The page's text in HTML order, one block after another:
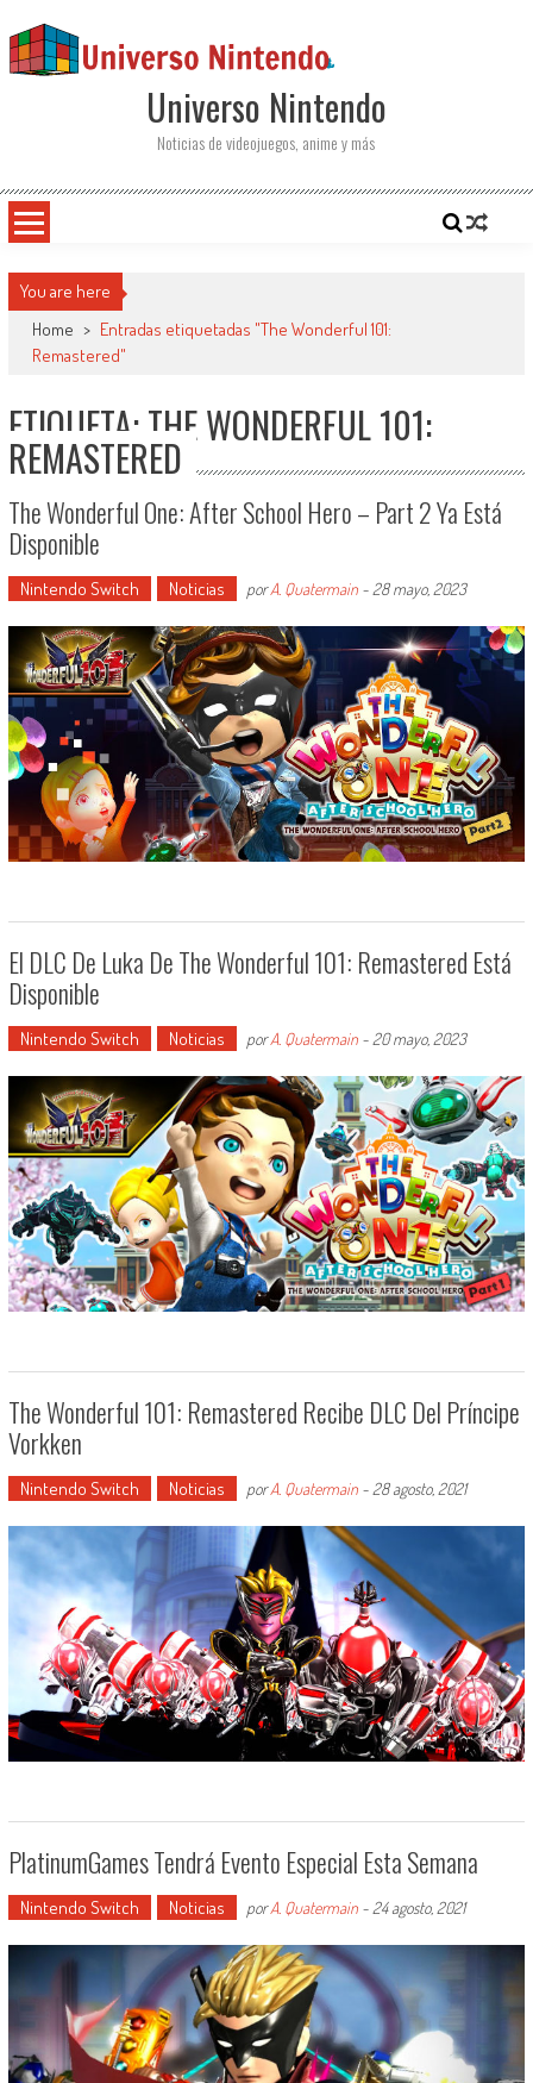
Universo Nintendo
Noticias de videojuegos, anime y más
You are here
Home > Entradas etiquetadas "The Wonderful 101:
Remastered"
ETIQUETA: THE WONDERFUL 101:
REMASTERED
The Wonderful One: After School Hero – Part 2 Ya Está
Disponible
Nintendo Switch Noticias porA. Quatermain- 28 mayo, 2023
El DLC De Luka De The Wonderful 101: Remastered Está
Disponible
Nintendo Switch Noticias porA. Quatermain- 20 mayo, 2023
The Wonderful 101: Remastered Recibe DLC Del Príncipe
Vorkken
Nintendo Switch Noticias porA. Quatermain- 28 agosto, 2021
PlatinumGames Tendrá Evento Especial Esta Semana
Nintendo Switch Noticias porA. Quatermain- 24 agosto, 2021